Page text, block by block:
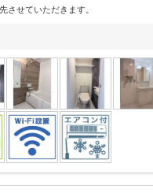
させていただきます。